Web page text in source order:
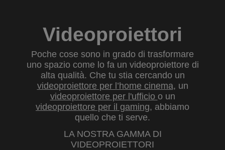
Videoproiettori
Poche cose sono in grado di trasformare
uno spazio come lo fa un videoproiettore di
alta qualità. Che tu stia cercando un
videoproiettore per l’home cinema, un
videoproiettore per l'ufficio o un
videoproiettore per il gaming, abbiamo
quello che ti serve.
LA NOSTRA GAMMA DI
VIDEOPROIETTORI